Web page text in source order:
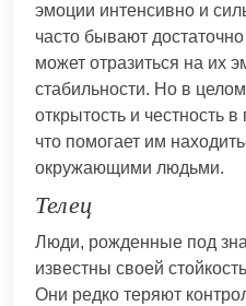
эмоции интенсивно и
часто бывают
может отразиться на их
стабильности. Но в
открытость и честность
что помогает им
окружающими людьми.
Телец
Люди, рожденные под
известны своей
Они редко теряют